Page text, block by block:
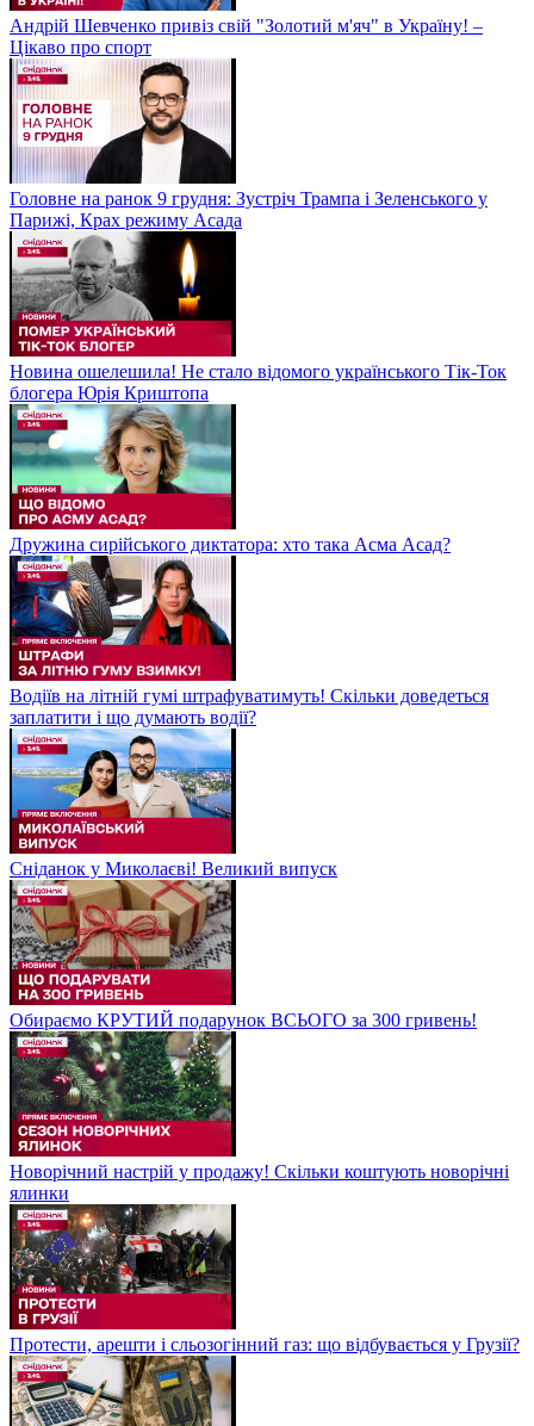
Андрій Шевченко привіз свій "Золотий м'яч" в Україну! –
Цікаво про спорт
Головне на ранок 9 грудня: Зустріч Трампа і Зеленського у
Парижі, Крах режиму Асада
Новина ошелешила! Не стало відомого українського Тік-Ток
блогера Юрія Криштопа
Дружина сирійського диктатора: хто така Асма Асад?
Водіїв на літній гумі штрафуватимуть! Скільки доведеться
заплатити і що думають водії?
Сніданок у Миколаєві! Великий випуск
Обираємо КРУТИЙ подарунок ВСЬОГО за 300 гривень!
Новорічний настрій у продажу! Скільки коштують новорічні
ялинки
Протести, арешти і сльозогінний газ: що відбувається у Грузії?